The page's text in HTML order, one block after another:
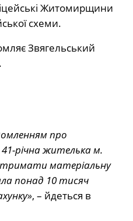
Житомирщини
схеми.
Звягельський
про
річна жителька м.
матеріальну
понад 10 тисяч
, – йдеться в